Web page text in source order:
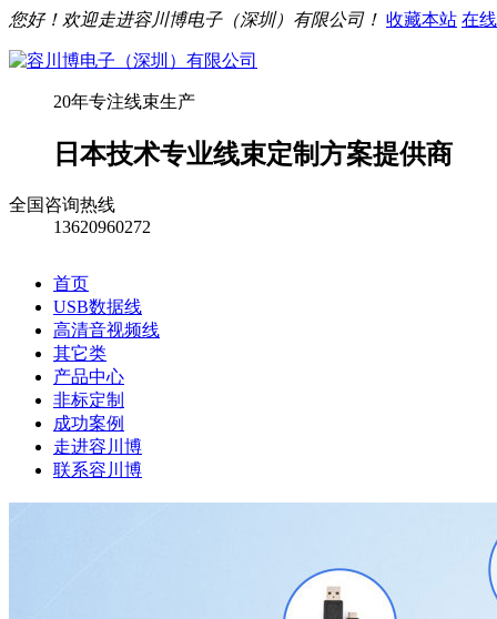
您好！欢迎走进容川博电子（深圳）有限公司！ 收藏本站 在
20年专注线束生产
日本技术专业线束定制方案提供商
全国咨询热线
13620960272
首页
USB数据线
高清音视频线
其它类
产品中心
非标定制
成功案例
走进容川博
联系容川博